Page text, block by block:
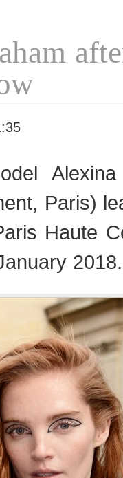
2018
RtW
Paris)
Haute
2018.